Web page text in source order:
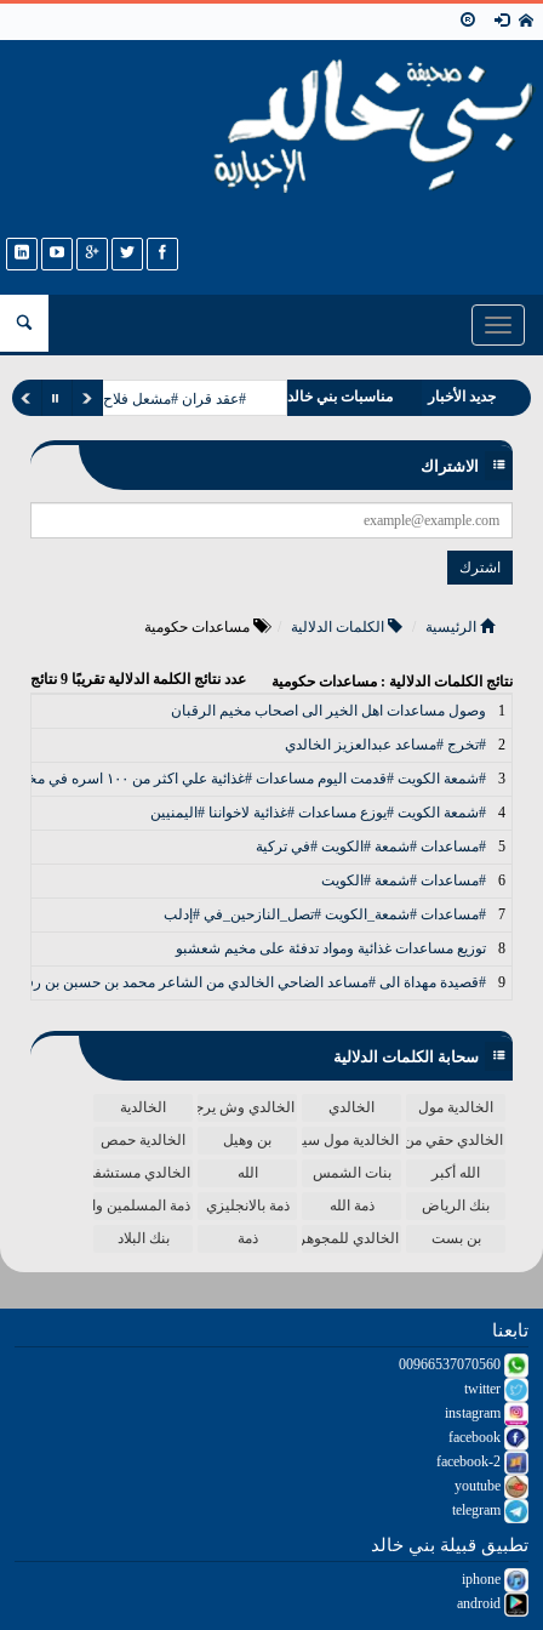
Toggle
navigation
جديد الأخبار مناسبات بني خالد #عقد قران #مشعل فلاح غانم الخالدي
الاشتراك
الرئيسية الكلمات الدلالية مساعدات حكومية
نتائج الكلمات الدلالية : مساعدات حكومية عدد نتائج الكلمة الدلالية تقريبًا 9 نتائج
1
وصول مساعدات اهل الخير الى اصحاب مخيم الرقبان
2
#تخرج #مساعد عبدالعزيز الخالدي
3
#شمعة الكويت #قدمت اليوم مساعدات #غذائية علي اكثر من ١٠٠ اسره في مخيم ارقبان
4
#شمعة الكويت #يوزع مساعدات #غذائية لاخواننا #اليمنيين
5
#مساعدات #شمعة #الكويت #في تركية
6
#مساعدات #شمعة #الكويت
7
#مساعدات #شمعة_الكويت #تصل_النازحين_في #إدلب
8
توزيع مساعدات غذائية ومواد تدفئة على مخيم شعشبو
9
#قصيدة مهداة الى #مساعد الضاحي الخالدي من الشاعر محمد بن حسبن بن رفده
سحابة الكلمات الدلالية
الخالدية مول الخالدي الخالدي وش يرجع
الخالدية
الخالدي حقي من الدنياالخالدية مول سينما بن وهيل
الخالدية حمص
الله أكبر
بنات الشمس الله
الخالدي مستشفى
بنك الرياض
ذمة الله ذمة بالانجليزي
ذمة المسلمين واحدة
بن بست
الخالدي للمجوهرات ذمة بنك البلاد
تابعنا
تطبيق قبيلة بني خالد